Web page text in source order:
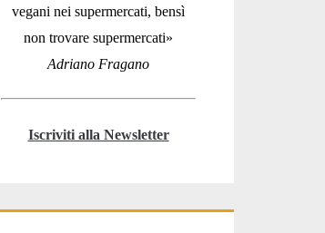
vegani nei supermercati, bensì
non trovare supermercati»
Adriano Fragano
Iscriviti alla Newsletter